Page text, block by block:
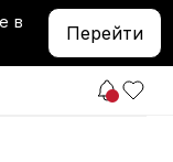
в
Перейти